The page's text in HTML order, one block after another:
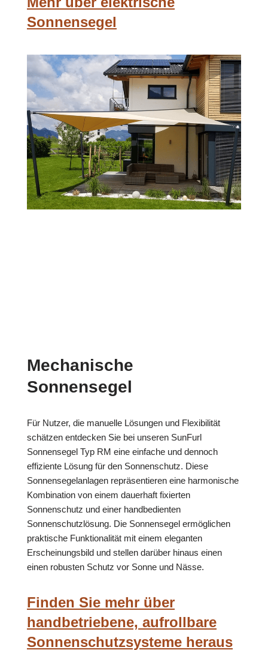
Sonnensegel
Mechanische
Sonnensegel
Für Nutzer, die manuelle Lösungen und Flexibilität
schätzen entdecken Sie bei unseren SunFurl
Sonnensegel Typ RM eine einfache und dennoch
effiziente Lösung für den Sonnenschutz. Diese
Sonnensegelanlagen repräsentieren eine harmonische
Kombination von einem dauerhaft fixierten
Sonnenschutz und einer handbedienten
Sonnenschutzlösung. Die Sonnensegel ermöglichen
praktische Funktionalität mit einem eleganten
Erscheinungsbild und stellen darüber hinaus einen
einen robusten Schutz vor Sonne und Nässe.
Finden Sie mehr über
handbetriebene, aufrollbare
Sonnenschutzsysteme heraus